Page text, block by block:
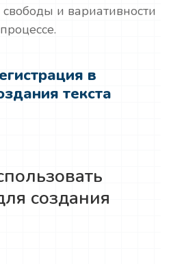
и вариативности
в
текста
создания